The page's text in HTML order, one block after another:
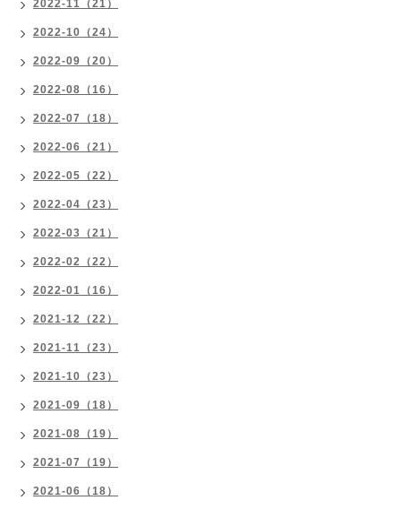
2022-11（21）
2022-10（24）
2022-09（20）
2022-08（16）
2022-07（18）
2022-06（21）
2022-05（22）
2022-04（23）
2022-03（21）
2022-02（22）
2022-01（16）
2021-12（22）
2021-11（23）
2021-10（23）
2021-09（18）
2021-08（19）
2021-07（19）
2021-06（18）